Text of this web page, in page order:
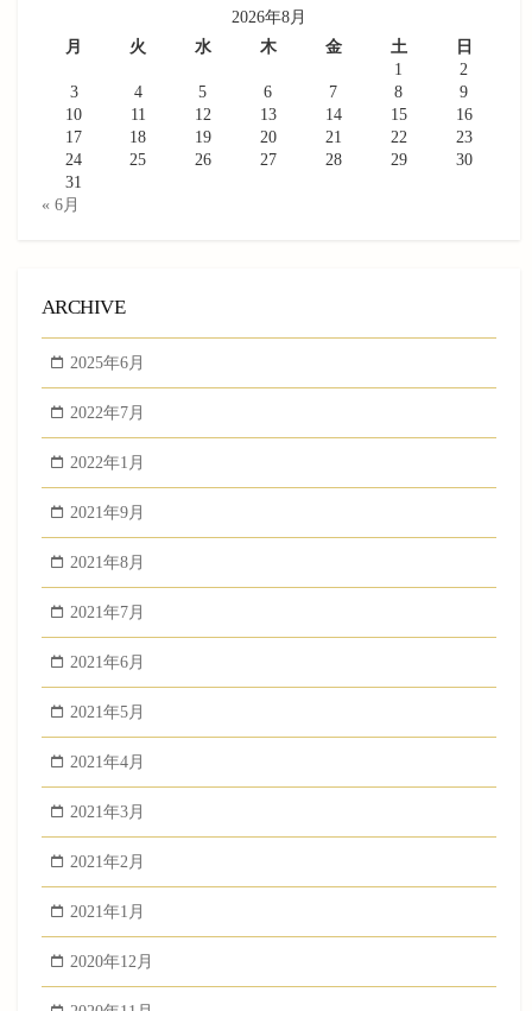
2026年8月
月
火 水 木 金 土
日
1
2
3
4 5 6 7 8
9
10
11 12 13 14 15
16
17
18 19 20 21 22
23
24
25 26 27 28 29
30
31
« 6月
ARCHIVE
2025年6月
2022年7月
2022年1月
2021年9月
2021年8月
2021年7月
2021年6月
2021年5月
2021年4月
2021年3月
2021年2月
2021年1月
2020年12月